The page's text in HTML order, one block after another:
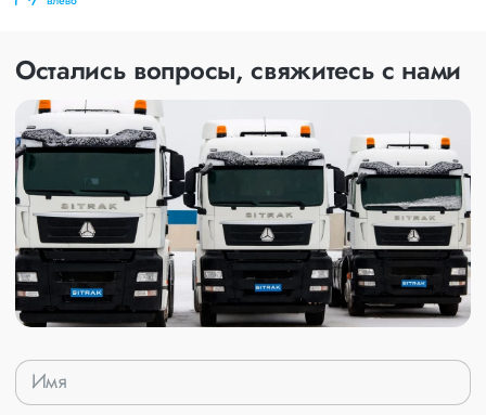
Остались вопросы, свяжитесь с нами